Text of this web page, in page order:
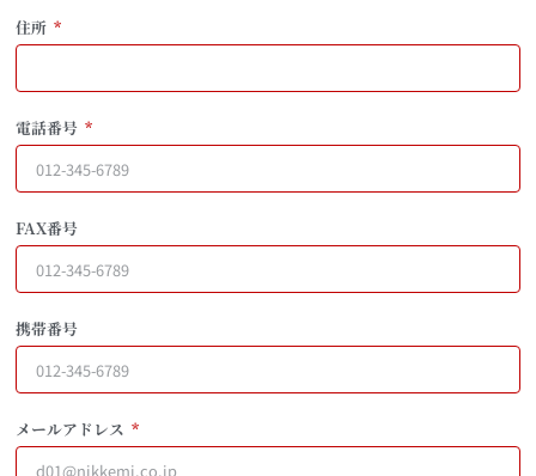
住所
電話番号
FAX番号
携帯番号
メールアドレス